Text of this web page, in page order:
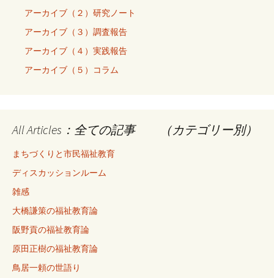
アーカイブ（２）研究ノート
アーカイブ（３）調査報告
アーカイブ（４）実践報告
アーカイブ（５）コラム
All Articles：全ての記事 （カテゴリー別）
まちづくりと市民福祉教育
ディスカッションルーム
雑感
大橋謙策の福祉教育論
阪野貢の福祉教育論
原田正樹の福祉教育論
鳥居一頼の世語り